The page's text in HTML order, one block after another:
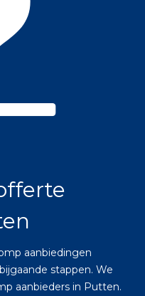
aanbiedingen
stappen. We
aanbieders in Putten.